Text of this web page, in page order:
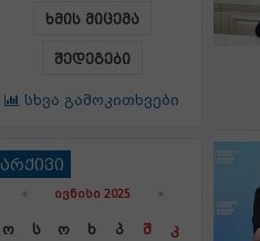
ხმის მიცემა
შედეგები
სხვა გამოკითხვები
არქივი
« ᲘᲕᲜᲘᲡᲘ 2025 »
Ო Ს Ო Ხ Პ Შ
Კ